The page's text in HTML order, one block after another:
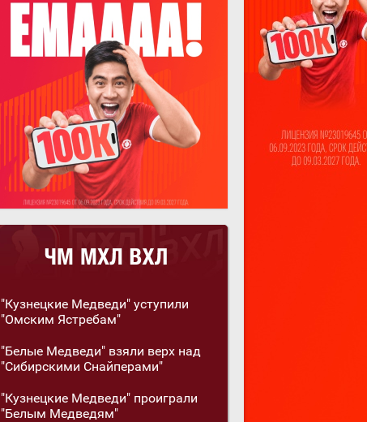
"Кузнецкие Медведи" уступили
"Омским Ястребам"
"Белые Медведи" взяли верх над
"Сибирскими Снайперами"
"Кузнецкие Медведи" проиграли
"Белым Медведям"